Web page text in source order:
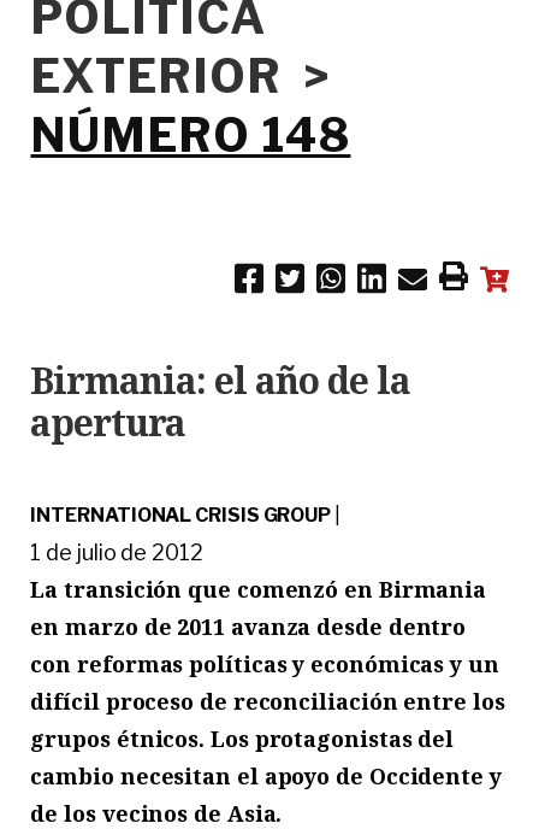
POLÍTICA
EXTERIOR >
NÚMERO 148
Birmania: el año de la
apertura
INTERNATIONAL CRISIS GROUP
1 de julio de 2012
La transición que comenzó en Birmania
en marzo de 2011 avanza desde dentro
con reformas políticas y económicas y un
difícil proceso de reconciliación entre los
grupos étnicos. Los protagonistas del
cambio necesitan el apoyo de Occidente y
de los vecinos de Asia.